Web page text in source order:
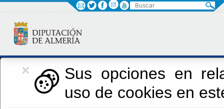
×
Sus opciones en
uso de cookies en
Iniciativas Europeas
Buscar